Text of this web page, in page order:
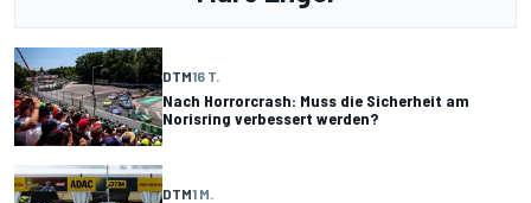
DTM16 T.
Nach Horrorcrash: Muss die Sicherheit am
Norisring verbessert werden?
DTM1 M.